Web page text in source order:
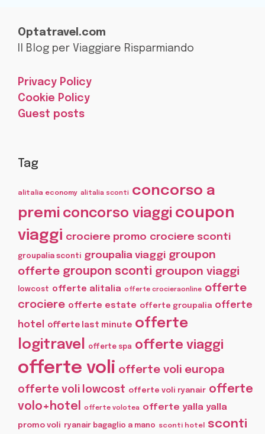
Optatravel.com
Il Blog per Viaggiare Risparmiando
Privacy Policy
Cookie Policy
Guest posts
Tag
alitalia economy alitalia sconti concorso a
premi concorso viaggi coupon
viaggi crociere promo crociere sconti
groupalia sconti groupalia viaggi groupon
offerte groupon sconti groupon viaggi
lowcost offerte alitalia offerte crocieraonline offerte
crociere offerte estate offerte groupalia offerte
hotel
offerte last minute offerte
logitravel offerte spa offerte viaggi
offerte voli offerte voli europa
offerte voli lowcost offerte voli ryanair offerte
volo+hotel offerte volotea offerte yalla yalla
promo voli ryanair bagaglio a mano sconti hotel sconti